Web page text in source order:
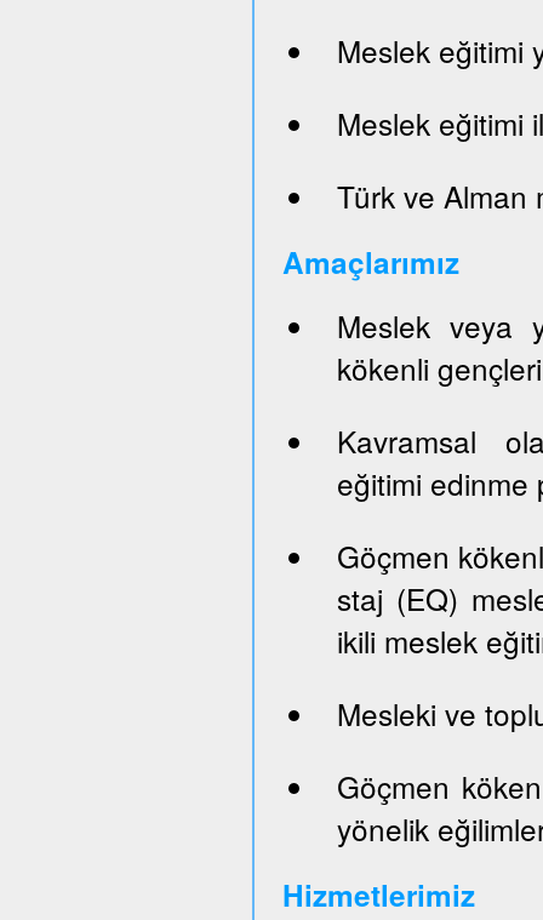
Meslek eğitimi
Meslek eğitimi
Türk ve Alman
Amaçlarımız
Meslek veya
kökenli
Kavramsal
eğitimi edinme
Göçmen
staj (EQ)
ikili meslek
Mesleki ve
Göçmen
yönelik
Hizmetlerimiz